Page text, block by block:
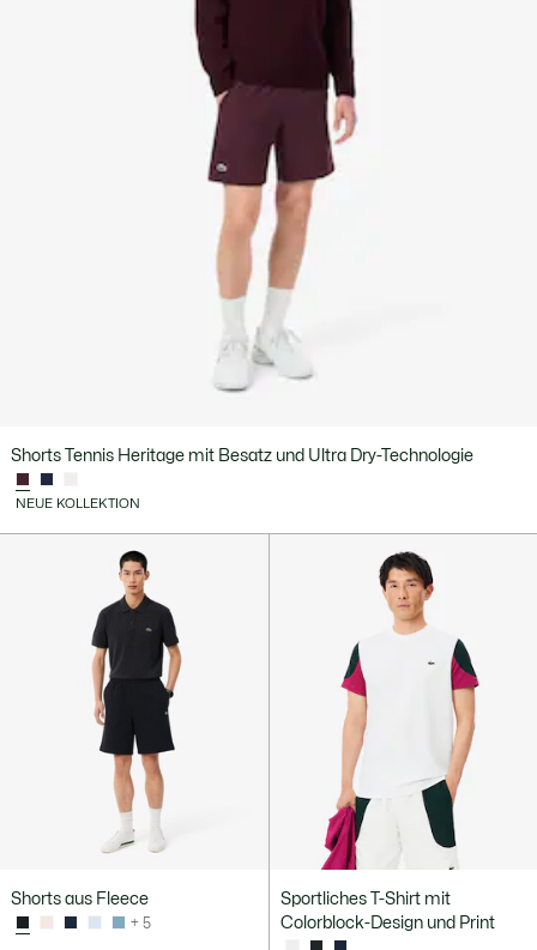
Shorts Tennis Heritage mit Besatz und Ultra Dry-Technologie
NEUE KOLLEKTION
Shorts aus Fleece
+ 5
Sportliches T-Shirt mit
Colorblock-Design und Print